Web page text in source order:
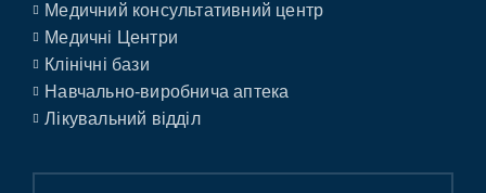
Медичний консультативний центр
Медичні Центри
Клінічні бази
Навчально-виробнича аптека
Лікувальний відділ